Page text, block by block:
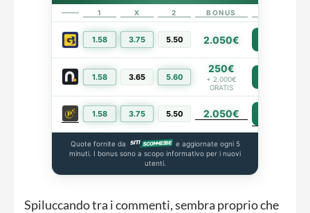
1 X 2 BONUS
1.58 3.75 5.50 2.050€
1.58 3.65 5.60
250€
+ 2.000€
GRATIS
1.58 3.75 5.50 2.050€
Quote fornite da
e aggiornate ogni 5
minuti. I bonus sono a scopo informativo per i nuovi
utenti.
Spiluccando tra i commenti, sembra proprio che